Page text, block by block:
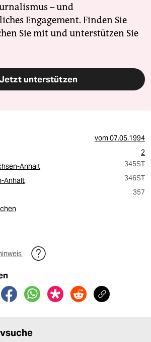
– und
Engagement. Finden Sie
Sie mit und unterstützen Sie
unterstützen
vom07.05.1994
2
Anhalt
345ST
Anhalt
346ST
357